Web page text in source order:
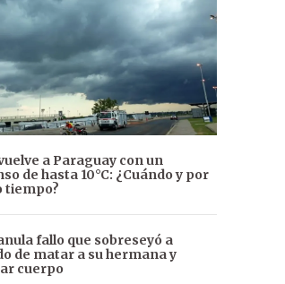
a Paraguay con un
de hasta 10°C: ¿Cuándo y por
tiempo?
fallo que sobreseyó a
de matar a su hermana y
cuerpo